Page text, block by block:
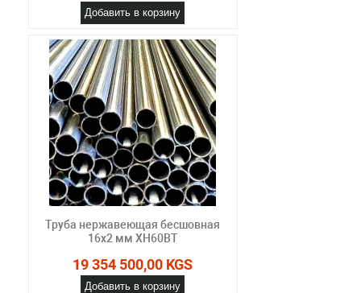
Добавить в корзину
Труба нержавеющая бесшовная
16х2 мм ХН60ВТ
19 354 500,00 KGS
Добавить в корзину